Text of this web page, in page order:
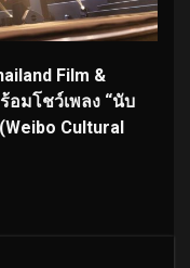
Film &
อมโชว์เพลง “นับ
Cultural